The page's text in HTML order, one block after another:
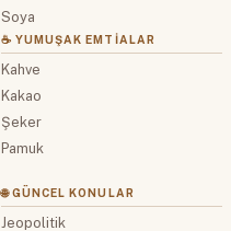
Soya
☕ YUMUŞAK EMTIALAR
Kahve
Kakao
Şeker
Pamuk
🌐 GÜNCEL KONULAR
Jeopolitik